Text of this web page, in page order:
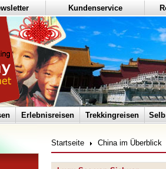
Kundenservice
Erlebnisreisen Trekkingreisen
Startseite China im Überblick